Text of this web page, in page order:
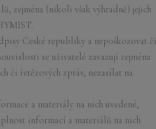
zejména (nikoli však výhradně) jejich
České republiky a nepoškozovat či
se uživatelé zavazují zejména
či řetězových zpráv, nezasílat na
a materiály na nich uvedené,
informací a materiálů na nich